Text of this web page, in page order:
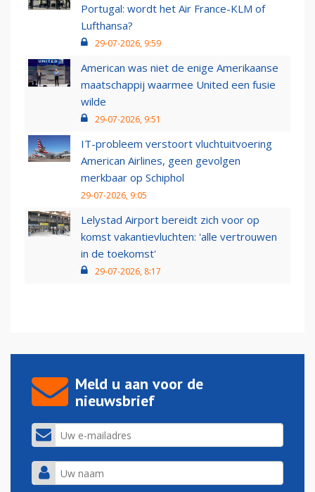
Portugal: wordt het Air France-KLM of
Lufthansa?
29-07-2026, 9:59
American was niet de enige Amerikaanse
maatschappij waarmee United een fusie
wilde
29-07-2026, 9:51
IT-probleem verstoort vluchtuitvoering
American Airlines, geen gevolgen
merkbaar op Schiphol
29-07-2026, 9:05
Lelystad Airport bereidt zich voor op
komst vakantievluchten: 'alle vertrouwen
in de toekomst'
29-07-2026, 8:17
Meld u aan voor de
nieuwsbrief